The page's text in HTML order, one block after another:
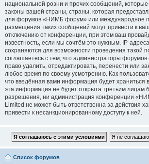
национальной розни и прочих сообщений, которые
законы вашей страны, страны, которая
для форумов «НИМБ форум» или международное
размещения таких сообщений могут привести к
отключению от конференции, при этом ваш
известность, если мы сочтём это нужным. IP-
сохраняются для возможности проведения такой
соглашаетесь с тем, что администраторы
право удалить, отредактировать, перенести или
любое время по своему усмотрению. Как
что введённая вами информация будет храниться
эта информация не будет открыта третьим лицам
разрешения, ни администрация конференции
Limited не может быть ответственна за действия
привести к несанкционированному доступу к ней.
Список форумов